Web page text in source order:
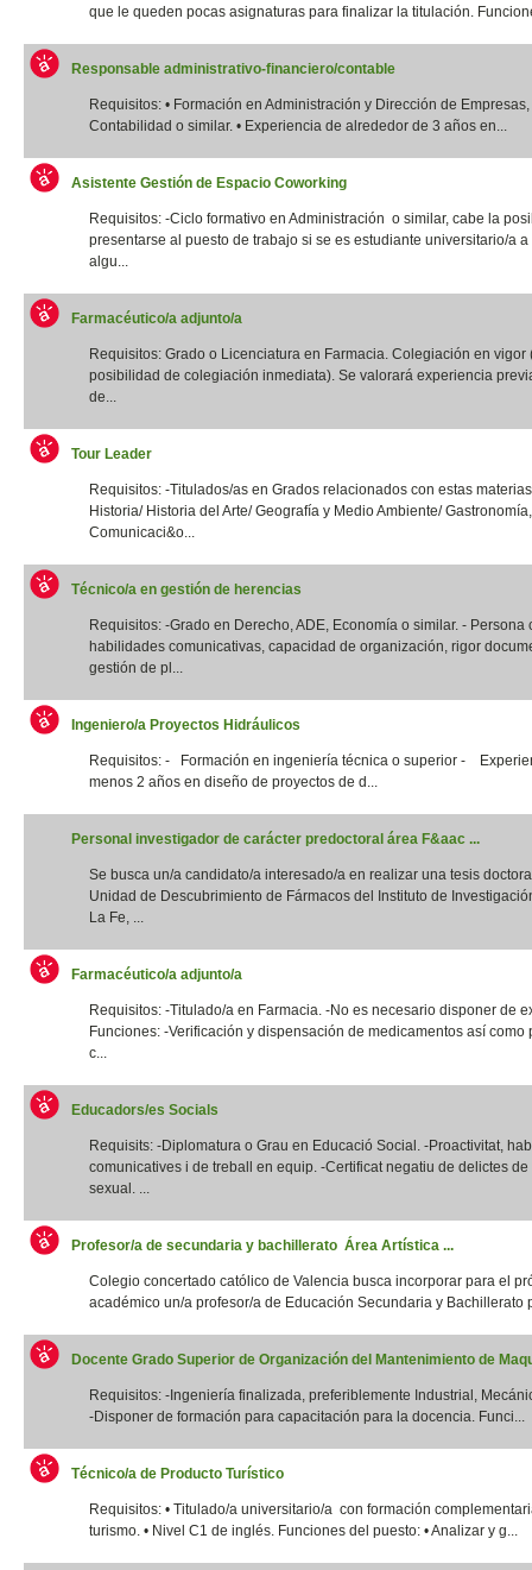
que le queden pocas asignaturas para finalizar la titulación.
Responsable administrativo-financiero/contable
Requisitos: • Formación en Administración y Dirección de
Contabilidad o similar. • Experiencia de alrededor de 3 años en...
Asistente Gestión de Espacio Coworking
Requisitos: -Ciclo formativo en Administración o similar, cabe la
presentarse al puesto de trabajo si se es estudiante universitario/a a
algu...
Farmacéutico/a adjunto/a
Requisitos: Grado o Licenciatura en Farmacia. Colegiación en vigor
posibilidad de colegiación inmediata). Se valorará experiencia
de...
Tour Leader
Requisitos: -Titulados/as en Grados relacionados con estas
Historia/ Historia del Arte/ Geografía y Medio Ambiente/ Gastronomía,
Comunicaci&o...
Técnico/a en gestión de herencias
Requisitos: -Grado en Derecho, ADE, Economía o similar. - Persona
habilidades comunicativas, capacidad de organización, rigor
gestión de pl...
Ingeniero/a Proyectos Hidráulicos
Requisitos: - Formación en ingeniería técnica o superior -
menos 2 años en diseño de proyectos de d...
Personal investigador de carácter predoctoral área F&aac ...
Se busca un/a candidato/a interesado/a en realizar una tesis
Unidad de Descubrimiento de Fármacos del Instituto de
La Fe, ...
Farmacéutico/a adjunto/a
Requisitos: -Titulado/a en Farmacia. -No es necesario disponer de
Funciones: -Verificación y dispensación de medicamentos así como
c...
Educadors/es Socials
Requisits: -Diplomatura o Grau en Educació Social. -Proactivitat,
comunicatives i de treball en equip. -Certificat negatiu de delictes
sexual. ...
Profesor/a de secundaria y bachillerato Área Artística ...
Colegio concertado católico de Valencia busca incorporar para el
académico un/a profesor/a de Educación Secundaria y Bachillerato
Docente Grado Superior de Organización del Mantenimiento de
Requisitos: -Ingeniería finalizada, preferiblemente Industrial,
-Disponer de formación para capacitación para la docencia. Funci...
Técnico/a de Producto Turístico
Requisitos: • Titulado/a universitario/a con formación
turismo. • Nivel C1 de inglés. Funciones del puesto: • Analizar y g...